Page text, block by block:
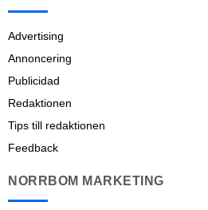
Advertising
Annoncering
Publicidad
Redaktionen
Tips till redaktionen
Feedback
NORRBOM MARKETING